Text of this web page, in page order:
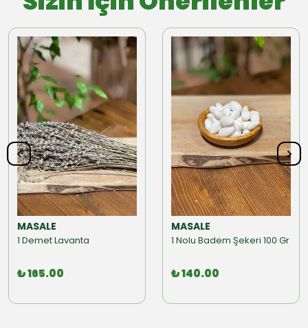
MASALE
1 Demet Lavanta
₺ 165.00
MASALE
1 Nolu Badem Şekeri 100 Gr
₺ 140.00